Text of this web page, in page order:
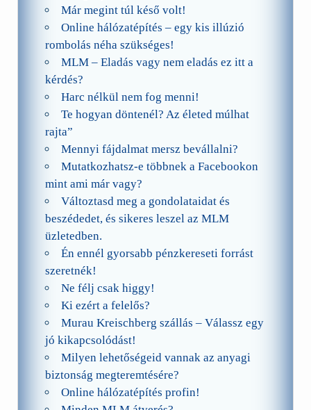
Már megint túl késő volt!
Online hálózatépítés – egy kis illúzió
rombolás néha szükséges!
MLM – Eladás vagy nem eladás ez itt a
kérdés?
Harc nélkül nem fog menni!
Te hogyan döntenél? Az életed múlhat
rajta”
Mennyi fájdalmat mersz bevállalni?
Mutatkozhatsz-e többnek a Facebookon
mint ami már vagy?
Változtasd meg a gondolataidat és
beszédedet, és sikeres leszel az MLM
üzletedben.
Én ennél gyorsabb pénzkereseti forrást
szeretnék!
Ne félj csak higgy!
Ki ezért a felelős?
Murau Kreischberg szállás – Válassz egy
jó kikapcsolódást!
Milyen lehetőségeid vannak az anyagi
biztonság megteremtésére?
Online hálózatépítés profin!